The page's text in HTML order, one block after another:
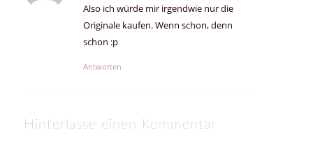
Also ich würde mir irgendwie nur die
Originale kaufen. Wenn schon, denn
schon :p
Antworten
Hinterlasse einen Kommentar